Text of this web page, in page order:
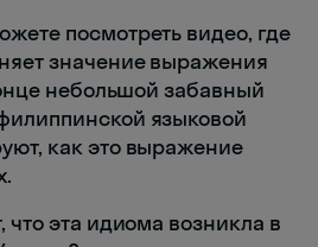
посмотреть видео, где
значение выражения
небольшой забавный
языковой
как это выражение
что эта идиома возникла в